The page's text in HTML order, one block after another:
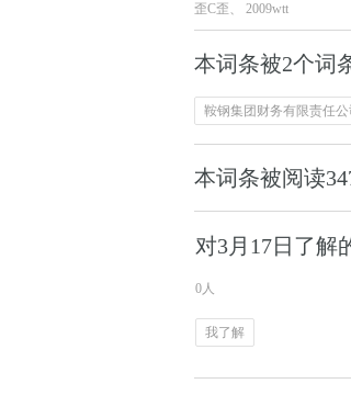
歪C歪、 2009wtt
本词条被2个词
鞍钢集团财务有限责任公
本词条被阅读
对3月17日了解
0人
我了解